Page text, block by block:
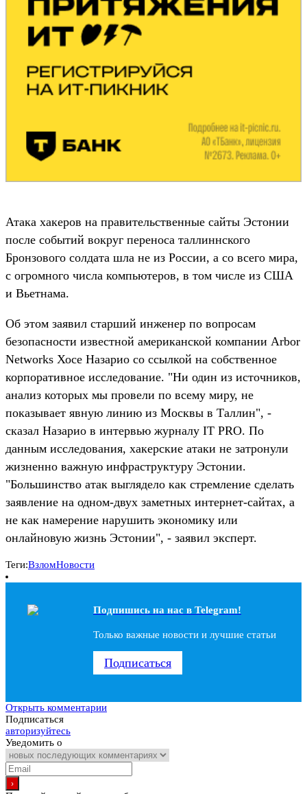
Атака хакеров на правительственные сайты Эстонии
после событий вокруг переноса таллиннского
Бронзового солдата шла не из России, а со всего мира,
с огромного числа компьютеров, в том числе из США
и Вьетнама.
Об этом заявил старший инженер по вопросам
безопасности известной американской компании Arbor
Networks Хосе Назарио со ссылкой на собственное
корпоративное исследование. "Ни один из источников,
анализ которых мы провели по всему миру, не
показывает явную линию из Москвы в Таллин", -
сказал Назарио в интервью журналу IT PRO. По
данным исследования, хакерские атаки не затронули
жизненно важную инфраструктуру Эстонии.
"Большинство атак выглядело как стремление сделать
заявление на одном-двух заметных интернет-сайтах, а
не как намерение нарушить экономику или
онлайновую жизнь Эстонии", - заявил эксперт.
Теги:ВзломНовости
Подпишись на наc в Telegram!
Только важные новости и лучшие статьи
Подписаться
Открыть комментарии
Подписаться
авторизуйтесь
Уведомить о